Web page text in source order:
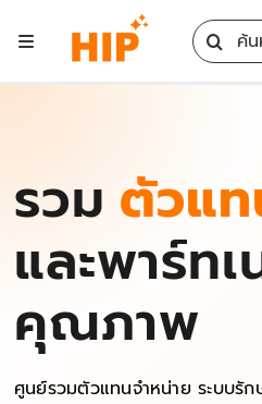
Toggle
Navigation
All Products
Blog
Services
Search
for:
รวม ตัวแท
และพาร์ทเ
คุณภาพ
ศูนย์รวมตัวแทนจำหน่าย ระบบรั